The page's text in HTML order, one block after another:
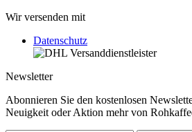
Wir versenden mit
Datenschutz
Newsletter
Abonnieren Sie den kostenlosen
Neuigkeit oder Aktion mehr von